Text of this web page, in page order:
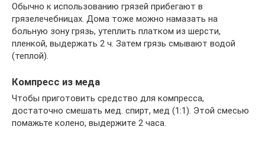
Обычно к использованию грязей прибегают в
грязелечебницах. Дома тоже можно намазать на
больную зону грязь, утеплить платком из шерсти,
пленкой, выдержать 2 ч. Затем грязь смывают водой
(теплой).
Компресс из меда
Чтобы приготовить средство для компресса,
достаточно смешать мед. спирт, мед (1:1). Этой смесью
помажьте колено, выдержите 2 часа.